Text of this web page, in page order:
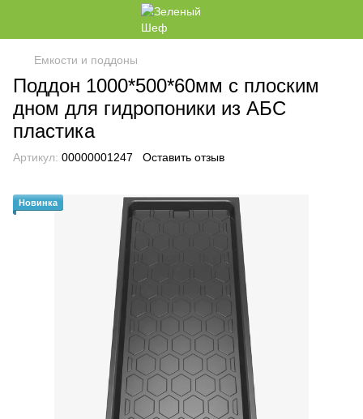
Емкости и поддоны
Поддон 1000*500*60мм с плоским
дном для гидропоники из АБС
пластика
Артикул: 00000001247 Оставить отзыв
Новинка